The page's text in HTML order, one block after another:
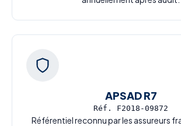
APSAD R7
Réf. F2018-09872
Référentiel reconnu par les assureurs